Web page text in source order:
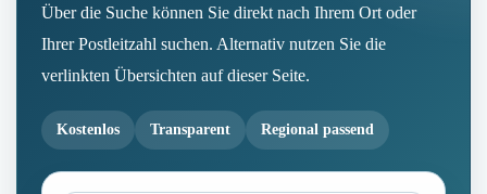
Über die Suche können Sie direkt nach Ihrem Ort oder
Ihrer Postleitzahl suchen. Alternativ nutzen Sie die
verlinkten Übersichten auf dieser Seite.
Kostenlos Transparent Regional passend